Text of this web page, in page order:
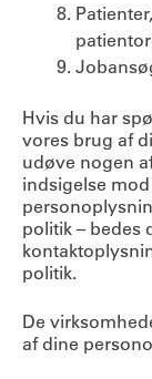
Hvis du har
vores brug af
udøve nogen
indsigelse
politik – bedes
politik.
De
af dine